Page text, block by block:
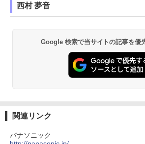
西村 夢音
Google 検索で当サイトの記事を優
関連リンク
パナソニック